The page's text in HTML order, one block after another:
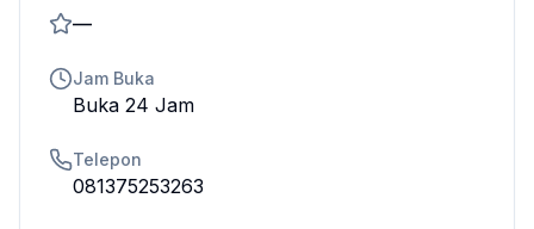
—
Jam Buka
Buka 24 Jam
Telepon
081375253263